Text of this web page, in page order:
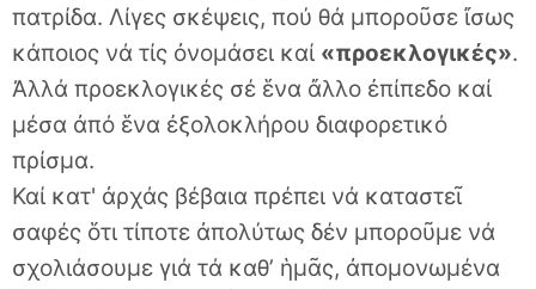
πατρίδα. Λίγες σκέψεις, πού θά μποροῦσε ἴσως
κάποιος νά τίς ὀνομάσει καί «προεκλογικές».
Ἀλλά προεκλογικές σέ ἕνα ἄλλο ἐπίπεδο καί
μέσα ἀπό ἕνα ἐξολοκλήρου διαφορετικό
πρίσμα.
Καί κατ' ἀρχάς βέβαια πρέπει νά καταστεῖ
σαφές ὅτι τίποτε ἀπολύτως δέν μποροῦμε νά
σχολιάσουμε γιά τά καθ’ ἡμᾶς, ἀπομονωμένα